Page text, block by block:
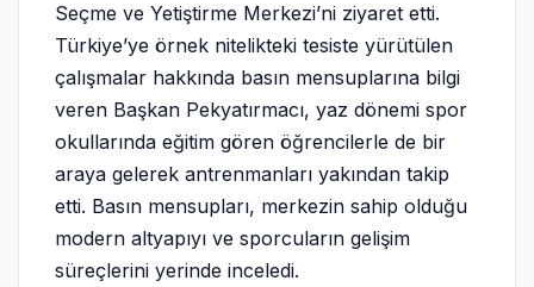
Seçme ve Yetiştirme Merkezi’ni ziyaret etti.
Türkiye’ye örnek nitelikteki tesiste yürütülen
çalışmalar hakkında basın mensuplarına bilgi
veren Başkan Pekyatırmacı, yaz dönemi spor
okullarında eğitim gören öğrencilerle de bir
araya gelerek antrenmanları yakından takip
etti. Basın mensupları, merkezin sahip olduğu
modern altyapıyı ve sporcuların gelişim
süreçlerini yerinde inceledi.